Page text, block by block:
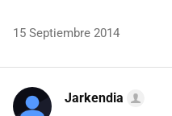
15 Septiembre 2014
Jarkendia